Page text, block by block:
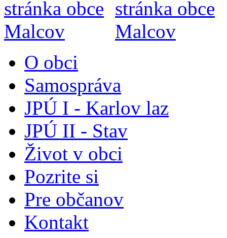
O obci
Samospráva
JPÚ I - Karlov laz
JPÚ II - Stav
Život v obci
Pozrite si
Pre občanov
Kontakt